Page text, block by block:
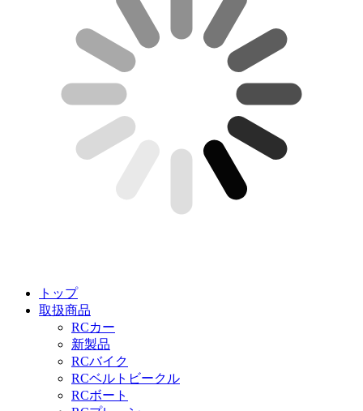
トップ
取扱商品
RCカー
新製品
RCバイク
RCベルトビークル
RCボート